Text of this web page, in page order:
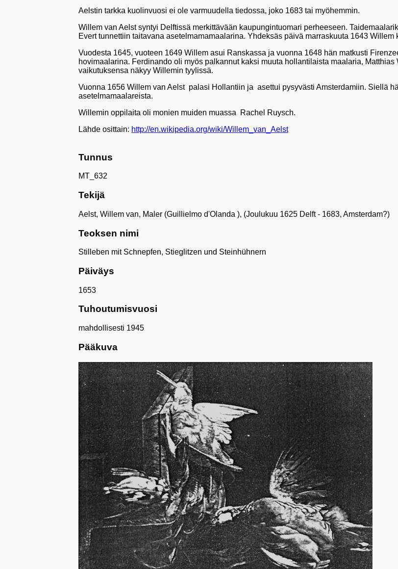
Aelstin tarkka kuolinvuosi ei ole varmuudella tiedossa, joko 1683 tai myöhemmin.
Willem van Aelst syntyi Delftissä merkittävään kaupungintuomari perheeseen.
Evert tunnettiin taitavana asetelmamamaalarina. Yhdeksäs päivä marraskuuta 1643
Vuodesta 1645, vuoteen 1649 Willem asui Ranskassa ja vuonna 1648 hän matkusti
hovimaalarina. Ferdinando oli myös palkannut kaksi muuta hollantilaista maalaria,
vaikutuksensa näkyy Willemin tyylissä.
Vuonna 1656 Willem van Aelst palasi Hollantiin ja asettui pysyvästi Amsterdamiin. Siellä
asetelmamaalareista.
Willemin oppilaita oli monien muiden muassa
Rachel Ruysch.
Lähde osittain: http://en.wikipedia.org/wiki/Willem_van_Aelst
Tunnus
MT_632
Tekijä
Aelst, Willem van, Maler (Guillielmo d'Olanda ), (Joulukuu 1625 Delft - 1683, Amsterdam?)
Teoksen nimi
Stilleben mit Schnepfen, Stieglitzen und Steinhühnern
Päiväys
1653
Tuhoutumisvuosi
mahdollisesti 1945
Pääkuva